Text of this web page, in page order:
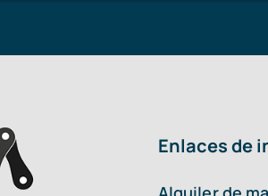
Enlaces de